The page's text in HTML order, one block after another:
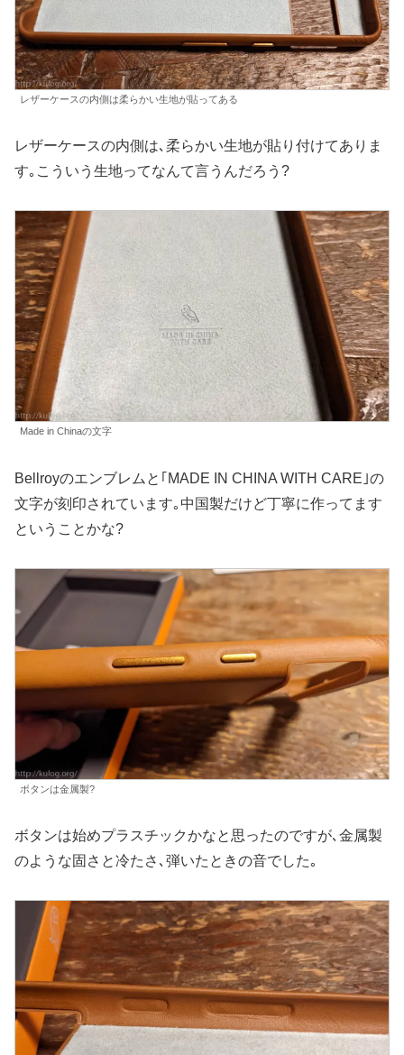
レザーケースの内側は柔らかい生地が貼ってある
レザーケースの内側は､柔らかい生地が貼り付けてありま
す｡こういう生地ってなんて言うんだろう?
Made in Chinaの文字
Bellroyのエンブレムと｢MADE IN CHINA WITH CARE｣の
文字が刻印されています｡中国製だけど丁寧に作ってます
ということかな?
ボタンは金属製?
ボタンは始めプラスチックかなと思ったのですが､金属製
のような固さと冷たさ､弾いたときの音でした｡